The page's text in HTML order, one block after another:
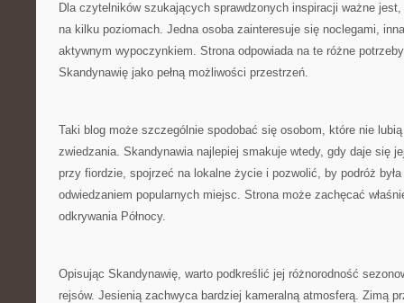
Dla czytelników szukających sprawdzonych inspiracji ważne
na kilku poziomach. Jedna osoba zainteresuje się noclegami,
aktywnym wypoczynkiem. Strona odpowiada na te różne
Skandynawię jako pełną możliwości przestrzeń.
Taki blog może szczególnie spodobać się osobom, które nie
zwiedzania. Skandynawia najlepiej smakuje wtedy, gdy daje się
przy fiordzie, spojrzeć na lokalne życie i pozwolić, by podróż
odwiedzaniem popularnych miejsc. Strona może zachęcać
odkrywania Północy.
Opisując Skandynawię, warto podkreślić jej różnorodność
rejsów. Jesienią zachwyca bardziej kameralną atmosferą. Zimą